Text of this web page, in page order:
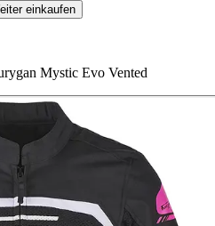
einkaufen
Mystic Evo Vented